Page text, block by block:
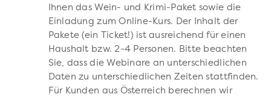
Ihnen das Wein- und Krimi-Paket sowie die
Einladung zum Online-Kurs. Der Inhalt der
Pakete (ein Ticket!) ist ausreichend für einen
Haushalt bzw. 2-4 Personen. Bitte beachten
Sie, dass die Webinare an unterschiedlichen
Daten zu unterschiedlichen Zeiten stattfinden.
Für Kunden aus Österreich berechnen wir